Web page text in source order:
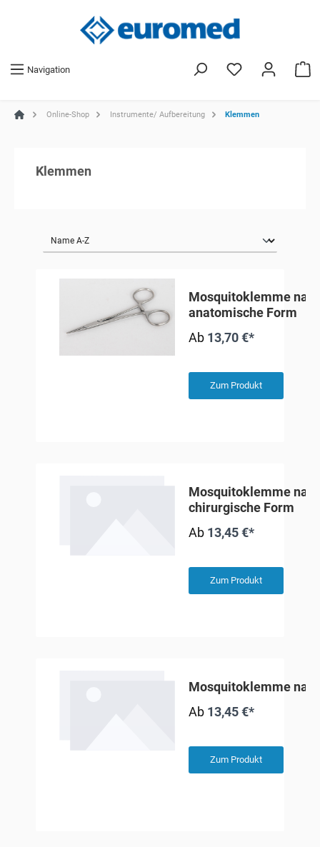
Navigation
Online-Shop Instrumente/ Aufbereitung Klemmen
Klemmen
Mosquitoklemme
anatomische Form
Ab 13,70 €*
Zum Produkt
Mosquitoklemme
chirurgische Form
Ab 13,45 €*
Zum Produkt
Mosquitoklemme
Ab 13,45 €*
Zum Produkt